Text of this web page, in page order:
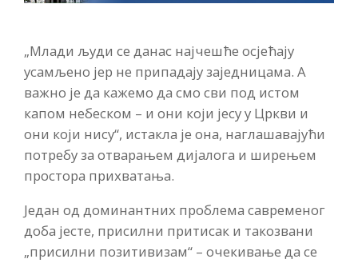
„Млади људи се данас најчешће осјећају
усамљено јер не припадају заједницама. А
важно је да кажемо да смо сви под истом
капом небеском – и они који јесу у Цркви и
они који нису“, истакла је она, наглашавајући
потребу за отварањем дијалога и ширењем
простора прихватања.
Један од доминантних проблема савременог
доба јесте, присилни притисак и такозвани
„присилни позитивизам“ – очекивање да се